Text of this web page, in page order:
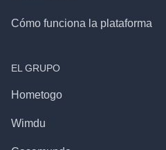
Cómo funciona la plataforma
EL GRUPO
Hometogo
Wimdu